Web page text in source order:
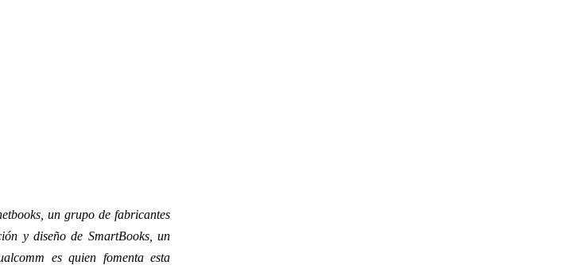
un grupo de fabricantes
y diseño de SmartBooks, un
es quien fomenta esta